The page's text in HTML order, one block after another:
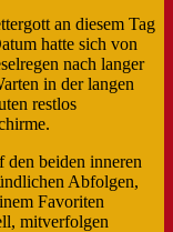
an diesem Tag
hatte sich von
nach langer
in der langen
restlos
den beiden inneren
Abfolgen,
Favoriten
mitverfolgen